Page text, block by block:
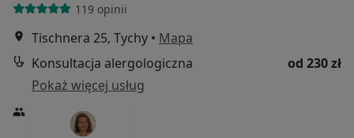
119 opinii
Tischnera 25, Tychy • Mapa
Konsultacja alergologiczna
od 230 zł
Pokaż więcej usług